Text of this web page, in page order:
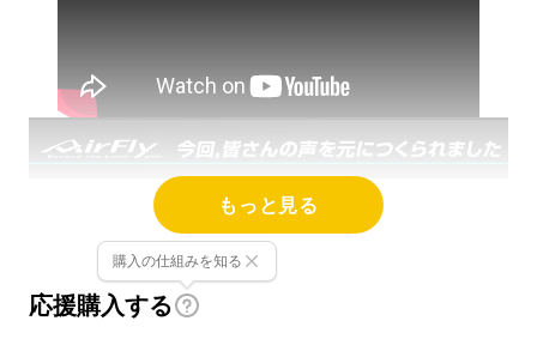
大反響のありました前回のプロジェクトにて
色々なご意見ご感想を頂き、ありがとうござい
ました。その中で「
すか？
」と多数リクエストを頂きました。元々
もっと見る
応援購入する
購入の仕組みを知る